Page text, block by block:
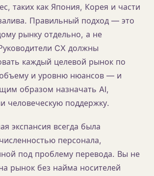
таких как Япония, Корея и части
Правильный подход — это
рынку отдельно, а не
CX должны
каждый целевой рынок по
и уровню нюансов — и
образом назначать AI,
человеческую поддержку.
экспансия всегда была
персонала,
под проблему перевода. Вы не
рынок без найма носителей